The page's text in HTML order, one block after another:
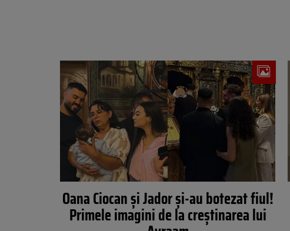
Oana Ciocan și Jador și-au botezat fiul!
Primele imagini de la creștinarea lui